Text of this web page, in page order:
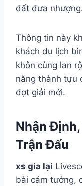
đất đưa
Thông tin này
khách du lịch
khôn cùng lan
năng thành tựu
đợt giải mới.
Nhận
Trận Đấu
xs gia lại
bài cảm tưởng,